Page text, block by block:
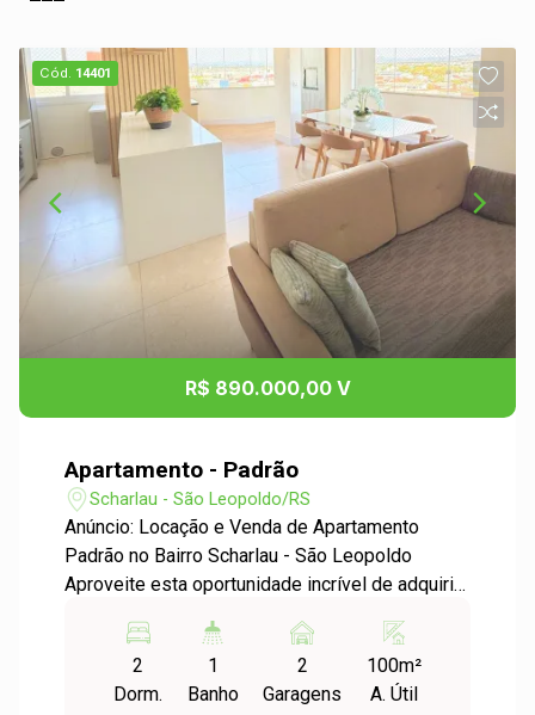
Cód. 14401
R$ 890.000,00 V
Apartamento - Padrão
Scharlau - São Leopoldo/RS
Anúncio: Locação e Venda de Apartamento
Padrão no Bairro Scharlau - São Leopoldo
Aproveite esta oportunidade incrível de adquirir
desejado bairro Scharlau, em São Leopoldo.
Este imóvel oferece conforto, espaço e uma
localização privilegiada, ideal para você e sua
2
Dorm.
1
Banho
2
Garagens
100m²
A. Útil